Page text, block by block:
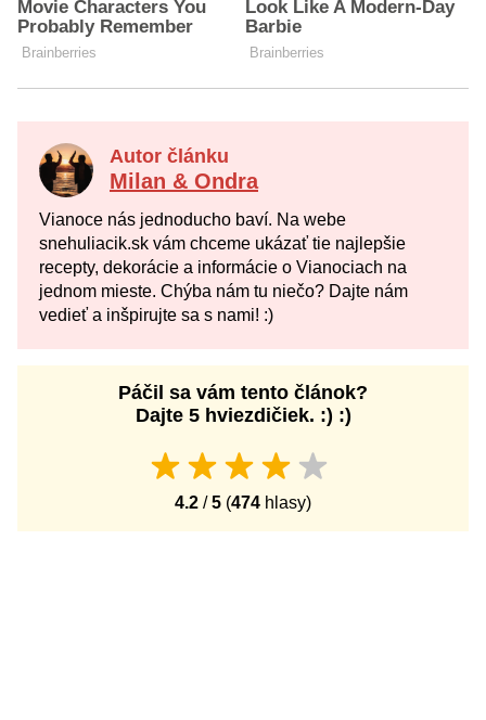
Autor článku
Milan & Ondra
Vianoce nás jednoducho baví. Na webe
snehuliacik.sk vám chceme ukázať tie najlepšie
recepty, dekorácie a informácie o Vianociach na
jednom mieste. Chýba nám tu niečo? Dajte nám
vedieť a inšpirujte sa s nami! :)
Páčil sa vám tento článok?
Dajte 5 hviezdičiek. :) :)
4.2 /5 (474 hlasy)